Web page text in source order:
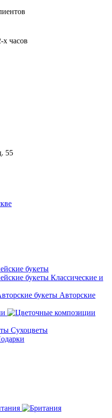
х часов
55
Классические и
Авторские
Сухоцветы